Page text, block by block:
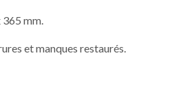
365 mm.
et manques restaurés.